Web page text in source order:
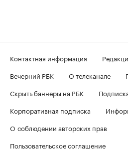
Контактная информация
Вечерний РБК
О телеканале
Скрыть баннеры на РБК
Корпоративная подписка
О соблюдении авторских прав
Пользовательское соглашение